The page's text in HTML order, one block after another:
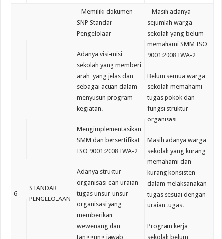
6
STANDAR
PENGELOLAAN
Memiliki dokumen
SNP Standar
Pengelolaan
Adanya visi-misi
sekolah yang memberi
arah yang jelas dan
sebagai acuan dalam
menyusun program
kegiatan.
Mengimplementasikan
SMM dan bersertifikat
ISO 9001:2008 IWA-2
Adanya struktur
organisasi dan uraian
tugas unsur-unsur
organisasi yang
memberikan
wewenang dan
tanggung jawab
Masih adanya
sejumlah warga
sekolah yang belum
memahami SMM ISO
9001:2008 IWA-2
Belum semua warga
sekolah memahami
tugas pokok dan
fungsi struktur
organisasi
Masih adanya warga
sekolah yang kurang
memahami dan
kurang konsisten
dalam melaksanakan
tugas sesuai dengan
uraian tugas.
Program kerja
sekolah belum